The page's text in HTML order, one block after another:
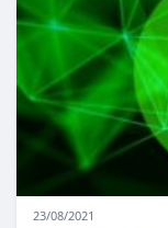
23/08/2021